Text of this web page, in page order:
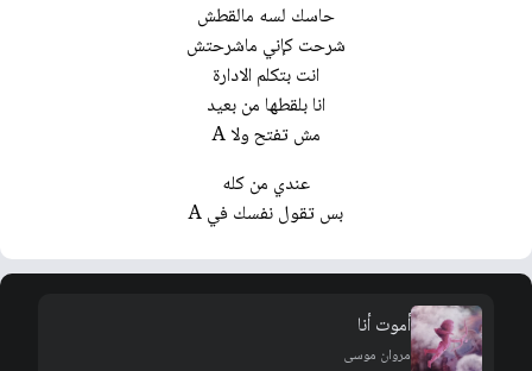
حاسك لسه مالقطش
شرحت كإني ماشرحتش
انت بتكلم الادارة
انا بلقطها من بعيد
مش تفتح ولا A
عندي من كله
بس تقول نفسك في A
أموت أنا
مروان موسى